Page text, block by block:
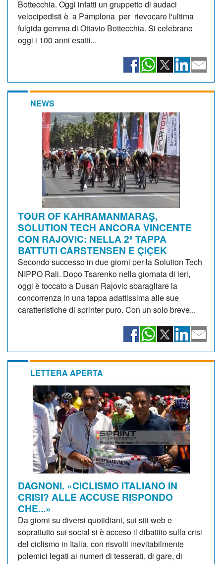
Bottecchia. Oggi infatti un gruppetto di audaci
velocipedisti è a Pamplona per rievocare l'ultima
fulgida gemma di Ottavio Bottecchia. Si celebrano
oggi i 100 anni esatti...
NEWS
TOUR OF KAHRAMANMARAŞ,
SOLUTION TECH ANCORA VINCENTE
CON RAJOVIC: NELLA 2ª TAPPA
BATTUTI CARSTENSEN E ÇIÇEK
Secondo successo in due giorni per la Solution Tech
NIPPO Rali. Dopo Tsarenko nella giornata di ieri,
oggi è toccato a Dusan Rajovic sbaragliare la
concorrenza in una tappa adattissima alle sue
caratteristiche di sprinter puro. Con un solo breve...
LETTERA APERTA
DAGNONI. «CICLISMO ITALIANO IN
CRISI? ALLE ACCUSE RISPONDO
CHE...»
Da giorni su diversi quotidiani, sui siti web e
soprattutto sui social si è acceso il dibattito sulla crisi
del ciclismo in Italia, con risvolti inevitabilmente
polemici legati ai numeri di tesserati, di gare, di